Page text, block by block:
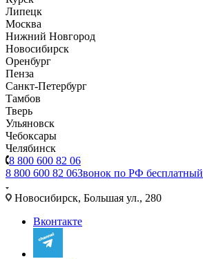
Липецк
Москва
Нижний Новгород
Новосибирск
Оренбург
Пенза
Санкт-Петербург
Тамбов
Тверь
Ульяновск
Чебоксары
Челябинск
8 800 600 82 06
8 800 600 82 06Звонок по РФ бесплатный
Новосибирск, Большая ул., 280
Вконтакте